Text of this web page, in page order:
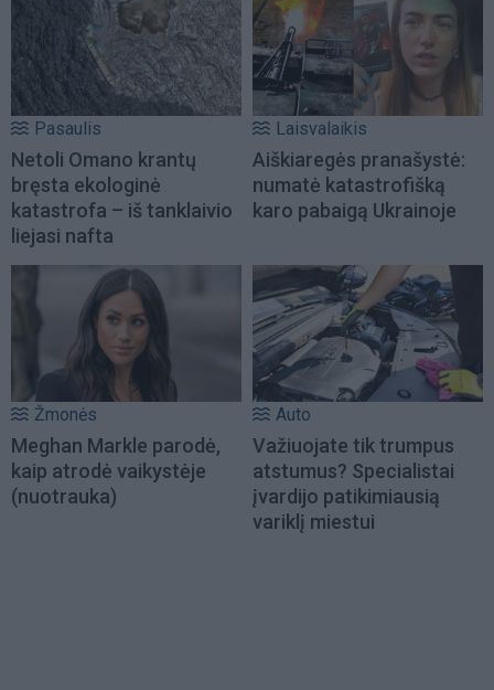
Pasaulis
Netoli Omano krantų
bręsta ekologinė
katastrofa – iš tanklaivio
liejasi nafta
Laisvalaikis
Aiškiaregės pranašystė:
numatė katastrofišką
karo pabaigą Ukrainoje
Žmonės
Meghan Markle parodė,
kaip atrodė vaikystėje
(nuotrauka)
Auto
Važiuojate tik trumpus
atstumus? Specialistai
įvardijo patikimiausią
variklį miestui